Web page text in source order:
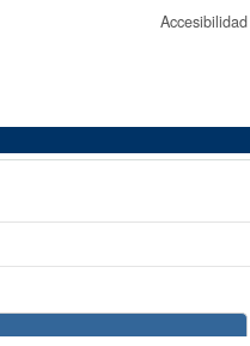
Accesibilidad